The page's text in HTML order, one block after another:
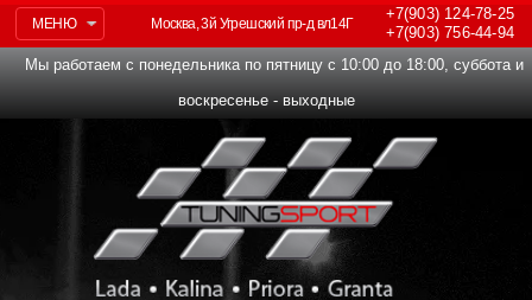
МЕНЮ
+7(903)124-78-25
+7(903)756-44-94
Москва, 3й Угрешский пр-д вл14Г
Мы работаем с понедельника по пятницу с 10:00 до 18:00, суббота и
воскресенье - выходные